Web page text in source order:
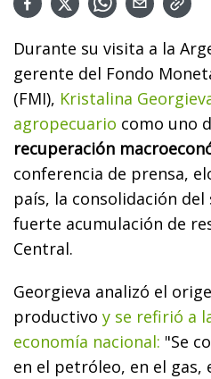
Durante su visita a la
gerente del Fondo
(FMI), Kristalina
agropecuario como uno
recuperación
conferencia de prensa,
país, la consolidación
fuerte acumulación de
Central.
Georgieva analizó el
productivo y se refirió a
economía nacional: "Se
en el petróleo, en el gas,